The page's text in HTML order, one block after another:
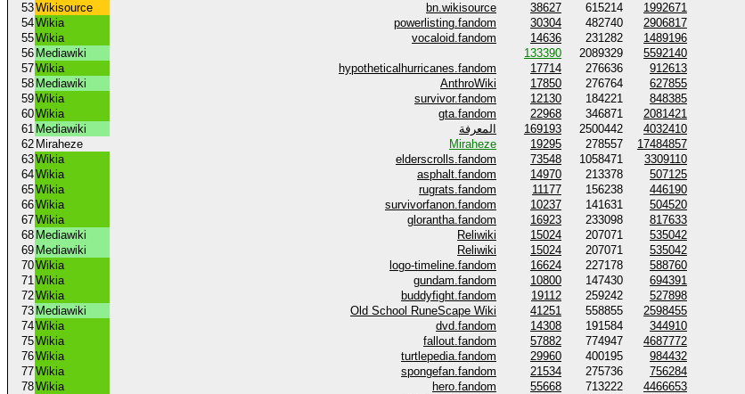
53Wikisource bn.wikisource 38627 615214 1992671
54Wikia powerlisting.fandom 30304 482740 2906817
55Wikia vocaloid.fandom 14636 231282 1489196
56 Mediawiki 133390 2089329 5592140
57Wikia hypotheticalhurricanes.fandom 17714 276636 912613
58 Mediawiki AnthroWiki 17850 276764 627855
59Wikia survivor.fandom 12130 184221 848385
60Wikia gta.fandom 22968 346871 2081421
61 Mediawiki المعرفة 169193 2500442 4032410
62 Miraheze Miraheze 19295 278557 17484857
63Wikia elderscrolls.fandom 73548 1058471 3309110
64Wikia asphalt.fandom 14970 213378 507125
65Wikia rugrats.fandom 11177 156238 446190
66Wikia survivorfanon.fandom 10237 141631 504520
67Wikia glorantha.fandom 16923 233098 817633
68 Mediawiki Reliwiki 15024 207071 535042
69 Mediawiki Reliwiki 15024 207071 535042
70Wikia logo-timeline.fandom 16624 227178 588760
71Wikia gundam.fandom 10800 147430 694391
72Wikia buddyfight.fandom 19112 259242 527898
73 Mediawiki Old School RuneScape Wiki 41251 558855 2598455
74Wikia dvd.fandom 14308 191584 344910
75Wikia fallout.fandom 57882 774947 4687772
76Wikia turtlepedia.fandom 29960 400195 984432
77Wikia spongefan.fandom 21534 275736 756284
78Wikia hero.fandom 55668 713222 4466653